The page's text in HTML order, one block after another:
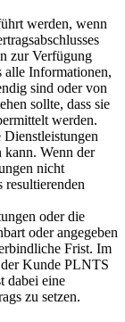
werden, wenn
zur Verfügung
alle Informationen,
sind oder von
sollte, dass sie
werden.
kann. Wenn der
nicht
resultierenden
oder die
oder angegeben
Frist. Im
Kunde PLNTS
dabei eine
zu setzen.